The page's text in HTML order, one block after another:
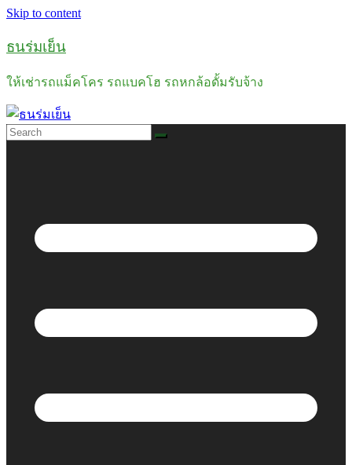
Skip to content
ธนร่มเย็น
ให้เช่ารถแม็คโคร รถแบคโฮ รถหกล้อดั้มรับจ้าง